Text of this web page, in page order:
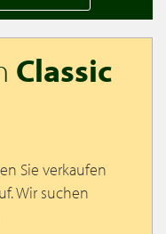
Classic
Sie verkaufen
Wir suchen